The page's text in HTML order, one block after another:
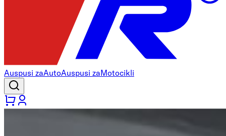
Auspusi zaAutoAuspusi zaMotocikli